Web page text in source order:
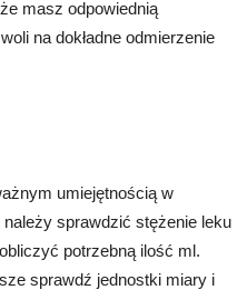
masz odpowiednią
na dokładne odmierzenie
umiejętnością w
sprawdzić stężenie leku
potrzebną ilość ml.
sprawdź jednostki miary i